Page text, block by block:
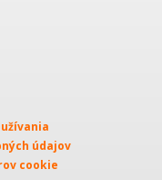
údajov
cookie